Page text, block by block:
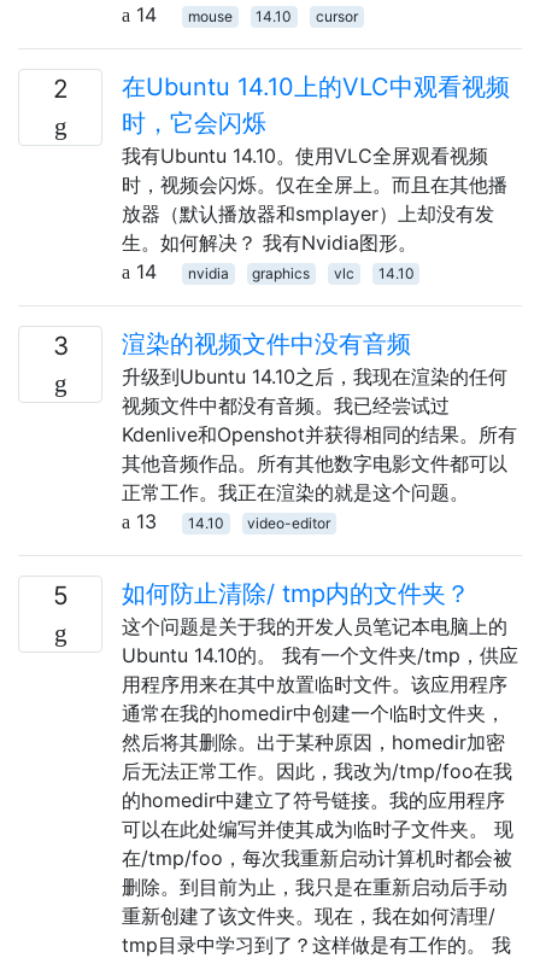
14
mouse 14.10 cursor
2
在Ubuntu 14.10上的VLC中观看视频
时，它会闪烁
我有Ubuntu 14.10。使用VLC全屏观看视频
时，视频会闪烁。仅在全屏上。而且在其他播
放器（默认播放器和smplayer）上却没有发
生。如何解决？ 我有Nvidia图形。
14
nvidia graphics vlc 14.10
3 渲染的视频文件中没有音频
升级到Ubuntu 14.10之后，我现在渲染的任何
视频文件中都没有音频。我已经尝试过
Kdenlive和Openshot并获得相同的结果。所有
其他音频作品。所有其他数字电影文件都可以
正常工作。我正在渲染的就是这个问题。
13
14.10 video-editor
5 如何防止清除/ tmp内的文件夹？
这个问题是关于我的开发人员笔记本电脑上的
Ubuntu 14.10的。 我有一个文件夹/tmp，供应
用程序用来在其中放置临时文件。该应用程序
通常在我的homedir中创建一个临时文件夹，
然后将其删除。出于某种原因，homedir加密
后无法正常工作。因此，我改为/tmp/foo在我
的homedir中建立了符号链接。我的应用程序
可以在此处编写并使其成为临时子文件夹。 现
在/tmp/foo，每次我重新启动计算机时都会被
删除。到目前为止，我只是在重新启动后手动
重新创建了该文件夹。现在，我在如何清理/
tmp目录中学习到了？这样做是有工作的。 我